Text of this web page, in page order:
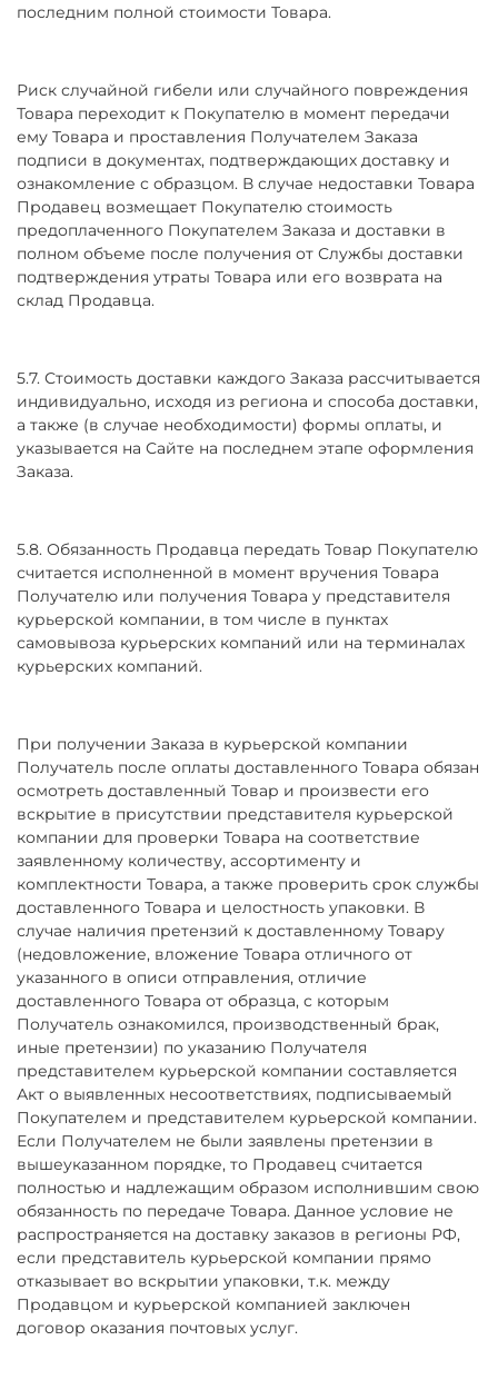
последним полной стоимости Товара.
Риск случайной гибели или случайного повреждения
Товара переходит к Покупателю в момент передачи
ему Товара и проставления Получателем Заказа
подписи в документах, подтверждающих доставку и
ознакомление с образцом. В случае недоставки Товара
Продавец возмещает Покупателю стоимость
предоплаченного Покупателем Заказа и доставки в
полном объеме после получения от Службы доставки
подтверждения утраты Товара или его возврата на
склад Продавца.
5.7. Стоимость доставки каждого Заказа рассчитывается
индивидуально, исходя из региона и способа доставки,
а также (в случае необходимости) формы оплаты, и
указывается на Сайте на последнем этапе оформления
Заказа.
5.8. Обязанность Продавца передать Товар Покупателю
считается исполненной в момент вручения Товара
Получателю или получения Товара у представителя
курьерской компании, в том числе в пунктах
самовывоза курьерских компаний или на терминалах
курьерских компаний.
При получении Заказа в курьерской компании
Получатель после оплаты доставленного Товара обязан
осмотреть доставленный Товар и произвести его
вскрытие в присутствии представителя курьерской
компании для проверки Товара на соответствие
заявленному количеству, ассортименту и
комплектности Товара, а также проверить срок службы
доставленного Товара и целостность упаковки. В
случае наличия претензий к доставленному Товару
(недовложение, вложение Товара отличного от
указанного в описи отправления, отличие
доставленного Товара от образца, с которым
Получатель ознакомился, производственный брак,
иные претензии) по указанию Получателя
представителем курьерской компании составляется
Акт о выявленных несоответствиях, подписываемый
Покупателем и представителем курьерской компании.
Если Получателем не были заявлены претензии в
вышеуказанном порядке, то Продавец считается
полностью и надлежащим образом исполнившим свою
обязанность по передаче Товара. Данное условие не
распространяется на доставку заказов в регионы РФ,
если представитель курьерской компании прямо
отказывает во вскрытии упаковки, т.к. между
Продавцом и курьерской компанией заключен
договор оказания почтовых услуг.